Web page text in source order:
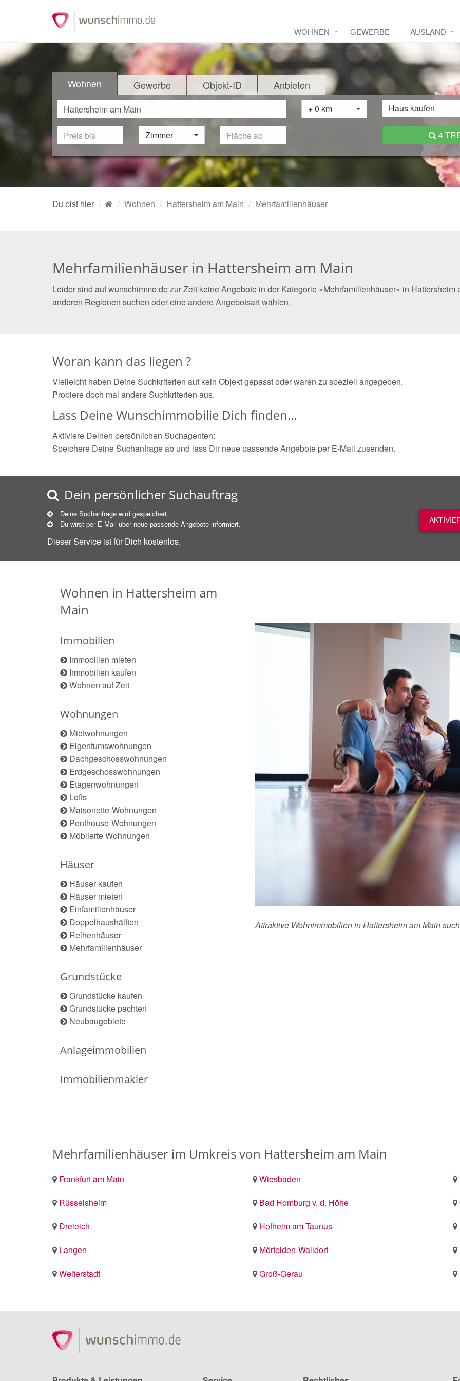
WOHNEN GEWERBE AUSLAND
Wohnen Gewerbe Objekt-ID Anbieten
+ 0 km Haus kaufen
Zimmer 4
Du bist hier Wohnen Hattersheim am Main Mehrfamilienhäuser
Mehrfamilienhäuser in Hattersheim am Main
Leider sind auf wunschimmo.de zur Zeit keine Angebote in der Kategorie »Mehrfamilienhäuser« in
anderen Regionen suchen oder eine andere Angebotsart wählen.
Woran kann das liegen ?
Vielleicht haben Deine Suchkriterien auf kein Objekt gepasst oder waren zu speziell angegeben.
Probiere doch mal andere Suchkriterien aus.
Lass Deine Wunschimmobilie Dich finden…
Aktiviere Deinen persönlichen Suchagenten:
Speichere Deine Suchanfrage ab und lass Dir neue passende Angebote per E-Mail zusenden.
Dein persönlicher Suchauftrag
Deine Suchanfrage wird gespeichert.
Du wirst per E-Mail über neue passende Angebote informiert.
Dieser Service ist für Dich kostenlos.
Wohnen in Hattersheim am
Main
Immobilien
Immobilien mieten
Immobilien kaufen
Wohnen auf Zeit
Wohnungen
Mietwohnungen
Eigentumswohnungen
Dachgeschosswohnungen
Erdgeschosswohnungen
Etagenwohnungen
Lofts
Maisonette-Wohnungen
Penthouse-Wohnungen
Möblierte Wohnungen
Häuser
Häuser kaufen
Häuser mieten
Einfamilienhäuser
Doppelhaushälften
Reihenhäuser
Mehrfamilienhäuser
Grundstücke
Grundstücke kaufen
Grundstücke pachten
Neubaugebiete
Anlageimmobilien
Immobilienmakler
Attraktive Wohnimmobilien in Hattersheim am Main
Mehrfamilienhäuser im Umkreis von Hattersheim am Main
Frankfurt am Main Wiesbaden
Rüsselsheim
Bad Homburg v. d. Höhe
Dreieich
Hofheim am Taunus
Langen
Mörfelden-Walldorf
Weiterstadt
Groß-Gerau